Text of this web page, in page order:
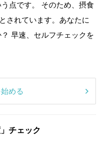
点です。 そのため、摂食
されています。あなたに
早速、セルフチェックを
める
チェック